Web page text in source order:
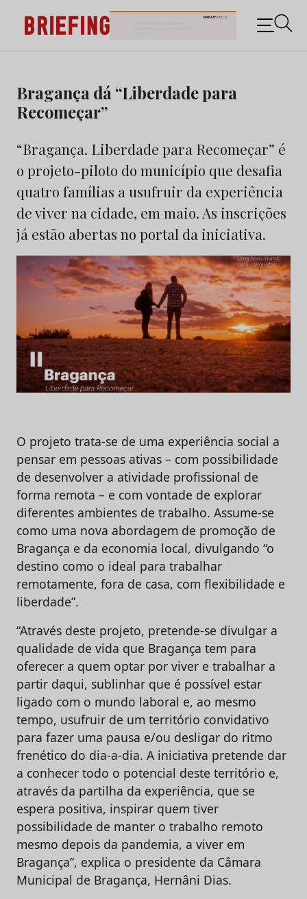
content
Briefing: Todas as notícias sobre os negócios do
Marketing e da Publicidade
Bragança dá “Liberdade para
Recomeçar”
“Bragança. Liberdade para Recomeçar” é
o projeto-piloto do município que desafia
quatro famílias a usufruir da experiência
de viver na cidade, em maio. As inscrições
já estão abertas no portal da iniciativa.
O projeto trata-se de uma experiência social a
pensar em pessoas ativas – com possibilidade
de desenvolver a atividade profissional de
forma remota – e com vontade de explorar
diferentes ambientes de trabalho. Assume-se
como uma nova abordagem de promoção de
Bragança e da economia local, divulgando “o
destino como o ideal para trabalhar
remotamente, fora de casa, com flexibilidade e
liberdade”.
“Através deste projeto, pretende-se divulgar a
qualidade de vida que Bragança tem para
oferecer a quem optar por viver e trabalhar a
partir daqui, sublinhar que é possível estar
ligado com o mundo laboral e, ao mesmo
tempo, usufruir de um território convidativo
para fazer uma pausa e/ou desligar do ritmo
frenético do dia-a-dia. A iniciativa pretende dar
a conhecer todo o potencial deste território e,
através da partilha da experiência, que se
espera positiva, inspirar quem tiver
possibilidade de manter o trabalho remoto
mesmo depois da pandemia, a viver em
Bragança”, explica o presidente da Câmara
Municipal de Bragança, Hernâni Dias.